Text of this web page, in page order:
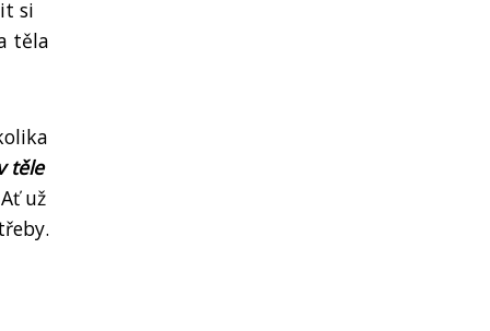
si
těla
těle
už